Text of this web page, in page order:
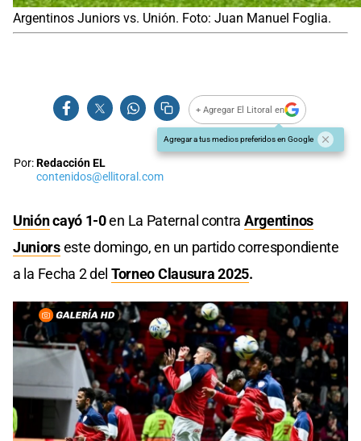
Argentinos Juniors vs. Unión. Foto: Juan Manuel Foglia.
+ Agregar El Litoral en
Agregar a tus medios preferidos en Google
Por:Redacción EL
contenidos@ellitoral.com
Unióncayó 1-0en La Paternal contra Argentinos
Juniorseste domingo, en un partido correspondiente
a la Fecha 2 del Torneo Clausura 2025.